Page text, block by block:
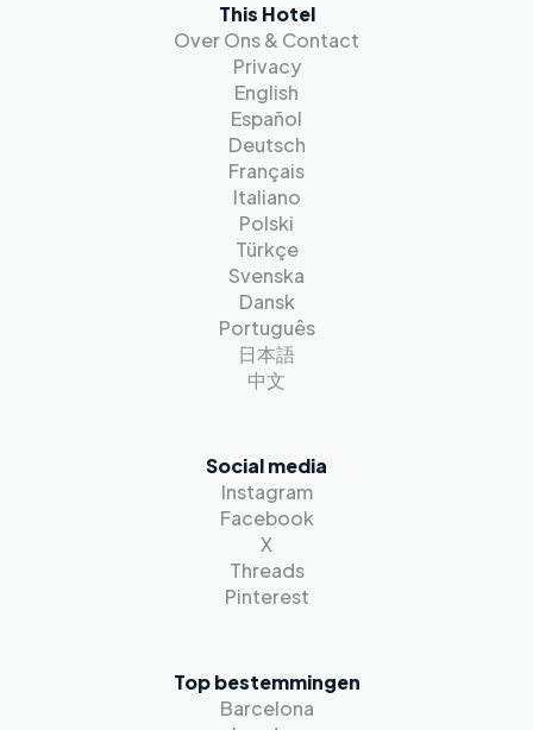
This Hotel
Over Ons & Contact
Privacy
English
Español
Deutsch
Français
Italiano
Polski
Türkçe
Svenska
Dansk
Português
日本語
中文
Social media
Instagram
Facebook
X
Threads
Pinterest
Top bestemmingen
Barcelona